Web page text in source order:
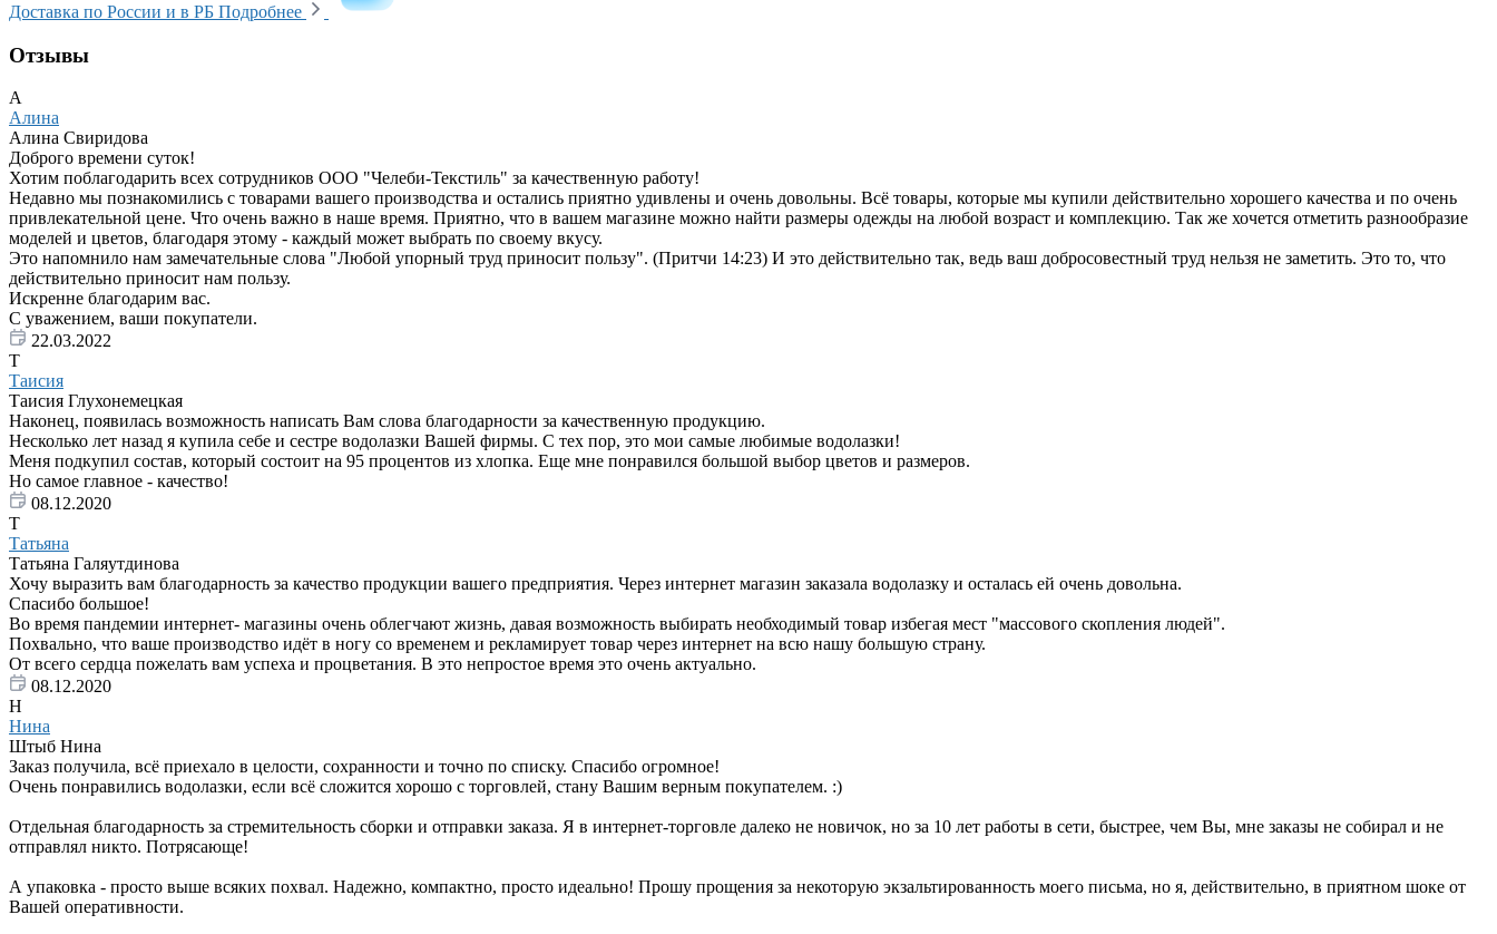
Доставка по России и в РБ Подробнее
Отзывы
А
Алина
Алина Свиридова
Доброго времени суток!
Хотим поблагодарить всех сотрудников ООО "Челеби-Текстиль" за качественную работу!
Недавно мы познакомились с товарами вашего производства и остались приятно удивлены и очень довольны. Всё товары, которые мы купили действительно хорошего качества и по очень
привлекательной цене. Что очень важно в наше время. Приятно, что в вашем магазине можно найти размеры одежды на любой возраст и комплекцию. Так же хочется отметить разнообразие
моделей и цветов, благодаря этому - каждый может выбрать по своему вкусу.
Это напомнило нам замечательные слова "Любой упорный труд приносит пользу". (Притчи 14:23) И это действительно так, ведь ваш добросовестный труд нельзя не заметить. Это то, что
действительно приносит нам пользу.
Искренне благодарим вас.
С уважением, ваши покупатели.
22.03.2022
Т
Таисия
Таисия Глухонемецкая
Наконец, появилась возможность написать Вам слова благодарности за качественную продукцию.
Несколько лет назад я купила себе и сестре водолазки Вашей фирмы. С тех пор, это мои самые любимые водолазки!
Меня подкупил состав, который состоит на 95 процентов из хлопка. Еще мне понравился большой выбор цветов и размеров.
Но самое главное - качество!
08.12.2020
Т
Татьяна
Татьяна Галяутдинова
Хочу выразить вам благодарность за качество продукции вашего предприятия. Через интернет магазин заказала водолазку и осталась ей очень довольна.
Спасибо большое!
Во время пандемии интернет- магазины очень облегчают жизнь, давая возможность выбирать необходимый товар избегая мест "массового скопления людей".
Похвально, что ваше производство идёт в ногу со временем и рекламирует товар через интернет на всю нашу большую страну.
От всего сердца пожелать вам успеха и процветания. В это непростое время это очень актуально.
08.12.2020
Н
Нина
Штыб Нина
Заказ получила, всё приехало в целости, сохранности и точно по списку. Спасибо огромное!
Очень понравились водолазки, если всё сложится хорошо с торговлей, стану Вашим верным покупателем. :)
Отдельная благодарность за стремительность сборки и отправки заказа. Я в интернет-торговле далеко не новичок, но за 10 лет работы в сети, быстрее, чем Вы, мне заказы не собирал и не
отправлял никто. Потрясающе!
А упаковка - просто выше всяких похвал. Надежно, компактно, просто идеально! Прошу прощения за некоторую экзальтированность моего письма, но я, действительно, в приятном шоке от
Вашей оперативности.